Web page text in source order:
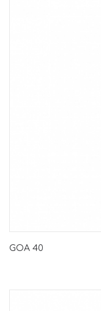
GOA 40